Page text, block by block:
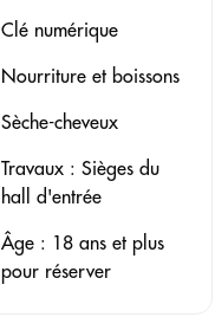
Clé numérique
Nourriture et boissons
Sèche-cheveux
Travaux : Sièges du
hall d'entrée
Âge : 18 ans et plus
pour réserver